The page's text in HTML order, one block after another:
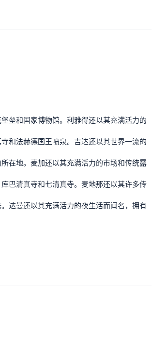
垒和国家博物馆。利雅得还以其充满活力的
和法赫德国王喷泉。吉达还以其世界一流的
在地。麦加还以其充满活力的市场和传统露
巴清真寺和七清真寺。麦地那还以其许多传
达曼还以其充满活力的夜生活而闻名，拥有